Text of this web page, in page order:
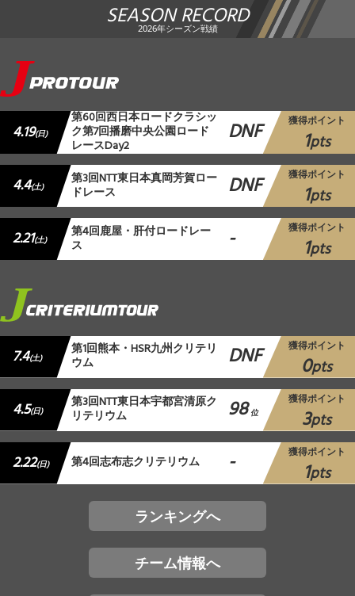
SEASON RECORD
2026年シーズン戦績
4.19(日)
第60回西日本ロードクラシッ
ク第7回播磨中央公園ロード
レースDay2 DNF 獲得ポイント
1pts
4.4(土) 第3回NTT東日本真岡芳賀ロー
ドレース DNF 獲得ポイント
1pts
2.21(土) 第4回鹿屋・肝付ロードレー
ス - 獲得ポイント
1pts
7.4(土) 第1回熊本・HSR九州クリテリ
ウム DNF 獲得ポイント
0pts
4.5(日) 第3回NTT東日本宇都宮清原ク
リテリウム 98 位
獲得ポイント
3pts
2.22(日) 第4回志布志クリテリウム - 獲得ポイント
1pts
ランキングへ
チーム情報へ